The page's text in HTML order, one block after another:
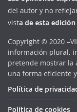
del autor y no
vista de esta
Copyright © 2020
información plural,
pretende mostrar la
una forma eficiente
Política de
Política de cookies